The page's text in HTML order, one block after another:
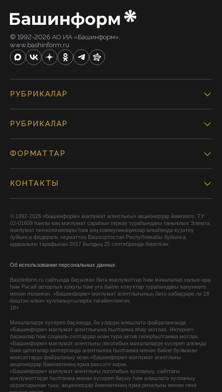
© 1992-2026 АО ИА «Башинформ».
www.bashinform.ru
РУБРИКАЛАР
РУБРИКАЛАР
ФОРМАТТАР
КОНТАКТЫ
© 1992-2026 «Башинформ» мәғлүмәт агентлығы» акционерҙар йәмғиәте. ТУ
02-01609 һанлы киң мәғлүмәт сараһын теркәү тураһындағы таныҡлыҡ Элемтә,
мәғлүмәт технологиялары һәм киң коммуникациялар өлкәһендә күҙәтеү
буйынса федераль хеҙмәттең Башҡортостан Республикаһы буйынса
идаралығы тарафынан 2017 йылдың 25 сентябрендә бирелгән.
Об использовании персональных данных
Bashinform.ru сайтында баҫылған бөтә мәғлүмәттәр һәм мәҡәләләр халыҡ-ара
һәм Рәсәй авторлыҡ хоҡуғы һәм уға бәйле хоҡуҡтар тураһындағы ҡануниәте
менән яҡланған. «Башинформ» мәғлүмәт агентлығының бөтә хәбәрҙәре лә 18
йәштән өлкән ҡулланыусыларға тәғәйенләнгән.
18+
Мәҡәләләрҙе күсереп баҫҡанда, йә уларҙы өлөшләтә файҙаланғанда
«Башинформ» мәғлүмәт агентлығына һылтанма яһау мотлаҡ. Интернет-
баҫмалар һәм социаль селтәрҙәр өсөн тура актив гиперһылтанма мотлаҡ.
«Башинформ» мәғлүмәт агентлығы логотибын мәҡәләләрҙе күсереп алғанда
йәки цитаталар килтергәндә агентлыҡҡа һылтанма менән бәйле булмаған
маҡсаттарҙа файҙаланыу өсөн «Башинформ» мәғлүмәт агентлығы
акционерҙар йәмғиәтенең яҙма рөхсәте кәрәк.
«Башинформ» мәғлүмәт агентлығы логотибын ҡулланыу, сайттағы
мәғлүмәттәрҙе һылтанма менән күсереп баҫыу һәм өлөшләтә ҡулланыу
осраҡтарынан тыш, акционерҙар йәмғиәтенең яҙма ризалығы менән генә